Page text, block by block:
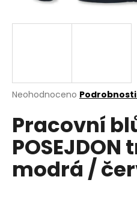
Průměrné
produktu
je
0,0
5
hvězdiček.
Neohodnoceno
Pracovní
modrá /
j
?
HLEDAT